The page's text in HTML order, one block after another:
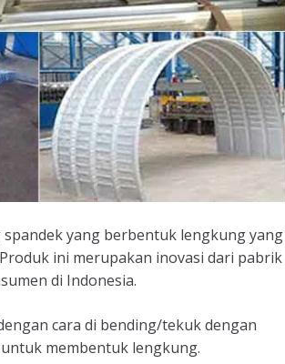
yang berbentuk lengkung yang
ini merupakan inovasi dari pabrik
di Indonesia.
cara di bending/tekuk dengan
membentuk lengkung.